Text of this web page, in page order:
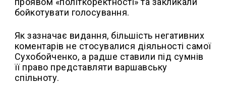
бойкотувати голосування.
Як зазначає видання, більшість негативних
коментарів не стосувалися діяльності самої
Сухобойченко, а радше ставили під сумнів
її право представляти варшавську
спільноту.